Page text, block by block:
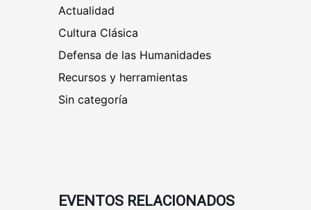
Actualidad
Cultura Clásica
Defensa de las Humanidades
Recursos y herramientas
Sin categoría
EVENTOS RELACIONADOS